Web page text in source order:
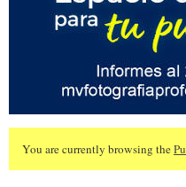
You are currently browsing the